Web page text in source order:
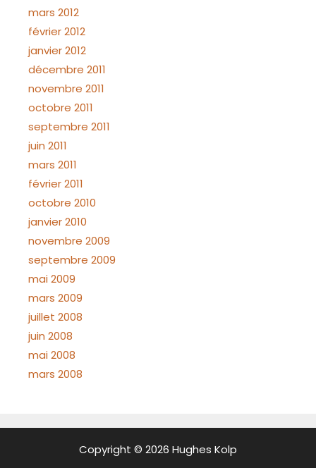
mars 2012
février 2012
janvier 2012
décembre 2011
novembre 2011
octobre 2011
septembre 2011
juin 2011
mars 2011
février 2011
octobre 2010
janvier 2010
novembre 2009
septembre 2009
mai 2009
mars 2009
juillet 2008
juin 2008
mai 2008
mars 2008
Copyright © 2026 Hughes Kolp